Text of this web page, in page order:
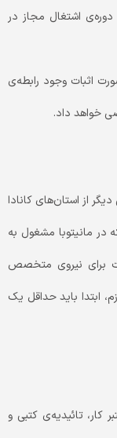
اشتغال مجاز در
اثبات وجود رابطه‌ی
خواهد داد.
از استان‌های کانادا
مانیتوبا مشغول به
برای نیروی متخصص
ابتدا باید حداقل یک
کار، تائیدیه‌ی کتبی و